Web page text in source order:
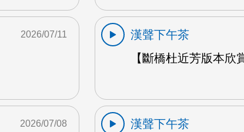
2026/07/11
漢聲下午茶
【斷橋杜近芳版本
2026/07/08
漢聲下午茶